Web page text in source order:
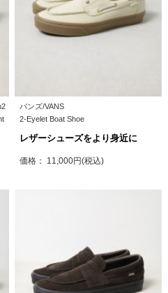
バンズ/VANS
2-Eyelet Boat Shoe
レザーシューズをより身近に
価格： 11,000円(税込)